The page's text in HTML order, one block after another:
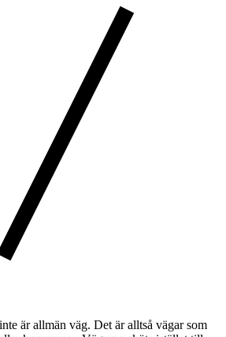
är allmän väg. Det är alltså vägar som